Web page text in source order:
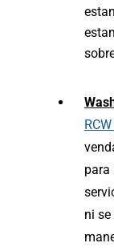
para
ni